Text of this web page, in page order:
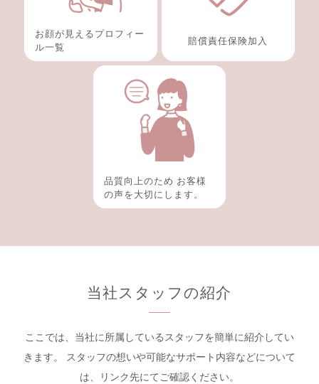
お顔が見えるプロフィー
ル一覧
賠償責任保険加入
品質向上のため お客様
の声を大切にします。
当社スタッフの紹介
ここでは、当社に所属しているスタッフを簡単に紹介してい
きます。 スタッフの想いや可能なサポート内容などについて
は、リンク先にてご確認ください。